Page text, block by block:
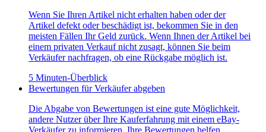
Wenn Sie Ihren Artikel nicht erhalten haben oder der
Artikel defekt oder beschädigt ist, bekommen Sie in den
meisten Fällen Ihr Geld zurück. Wenn Ihnen der Artikel bei
einem privaten Verkauf nicht zusagt, können Sie beim
Verkäufer nachfragen, ob eine Rückgabe möglich ist.
5 Minuten-Überblick
Bewertungen für Verkäufer abgeben
Die Abgabe von Bewertungen ist eine gute Möglichkeit,
andere Nutzer über Ihre Kauferfahrung mit einem eBay-
Verkäufer zu informieren. Ihre Bewertungen helfen